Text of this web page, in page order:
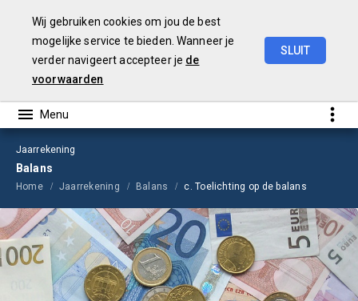
Wij gebruiken cookies om jou de best
mogelijke service te bieden. Wanneer je
verder navigeert accepteer je de
voorwaarden
SLUIT
Jaarrekening
Balans
Home Jaarrekening Balans c. Toelichting op de balans